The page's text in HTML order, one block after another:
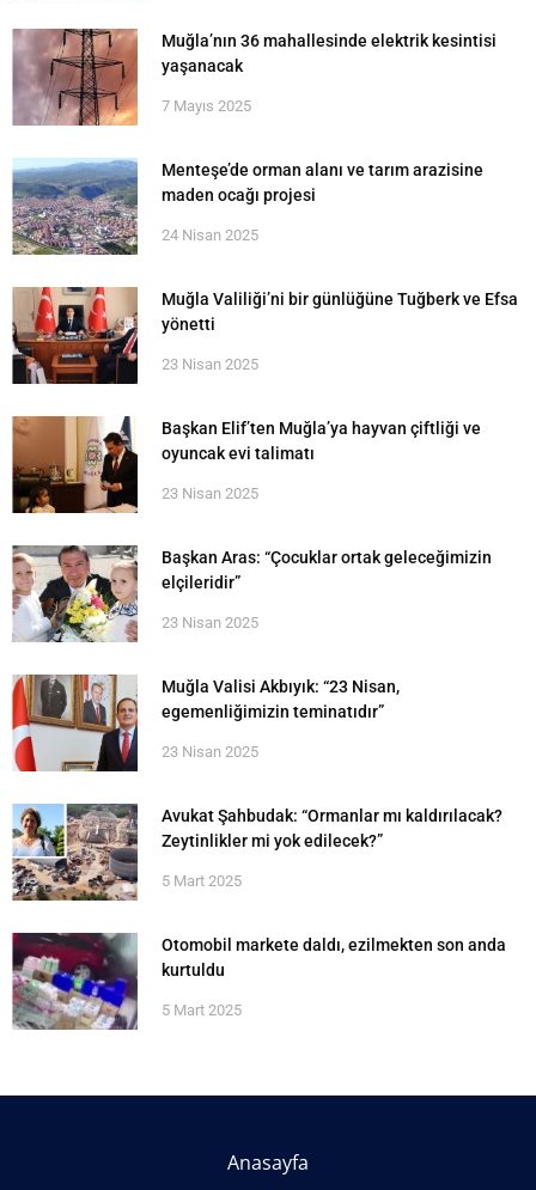
Muğla’nın 36 mahallesinde elektrik kesintisi
yaşanacak
7 Mayıs 2025
Menteşe’de orman alanı ve tarım arazisine
maden ocağı projesi
24 Nisan 2025
Muğla Valiliği’ni bir günlüğüne Tuğberk ve Efsa
yönetti
23 Nisan 2025
Başkan Elif’ten Muğla’ya hayvan çiftliği ve
oyuncak evi talimatı
23 Nisan 2025
Başkan Aras: “Çocuklar ortak geleceğimizin
elçileridir”
23 Nisan 2025
Muğla Valisi Akbıyık: “23 Nisan,
egemenliğimizin teminatıdır”
23 Nisan 2025
Avukat Şahbudak: “Ormanlar mı kaldırılacak?
Zeytinlikler mi yok edilecek?”
5 Mart 2025
Otomobil markete daldı, ezilmekten son anda
kurtuldu
5 Mart 2025
Anasayfa